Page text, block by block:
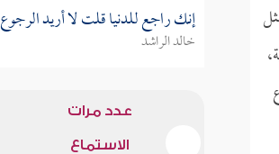
إنك راجع للدنيا قلت لا أريد الرجوع
خالد الراشد
عدد مرات
الاستماع